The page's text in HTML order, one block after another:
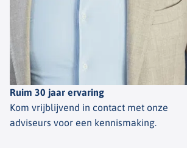
Ruim 30 jaar ervaring
Kom vrijblijvend in contact met onze
adviseurs voor een kennismaking.